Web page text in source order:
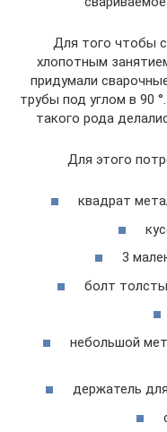
Для того чтобы
хлопотным
придумали
трубы под углом в 90
такого рода
Для этого
квадрат
3
болт
небольшой
держатель